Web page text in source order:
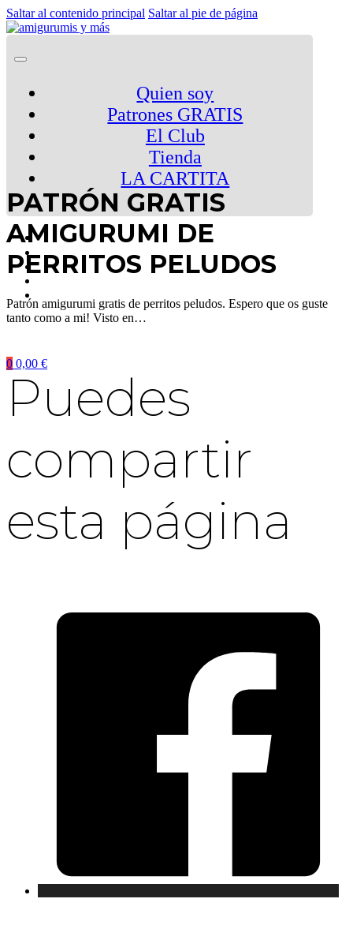
Saltar al contenido principal Saltar al pie de página
Quien soy
Patrones GRATIS
El Club
Tienda
LA CARTITA
0 0,00 €
PATRÓN GRATIS
AMIGURUMI DE
PERRITOS PELUDOS
Patrón amigurumi gratis de perritos peludos. Espero que os guste
tanto como a mi! Visto en…
Puedes
compartir
esta página